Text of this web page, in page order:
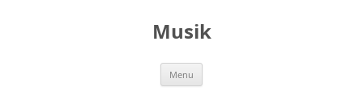
Musik
Menu